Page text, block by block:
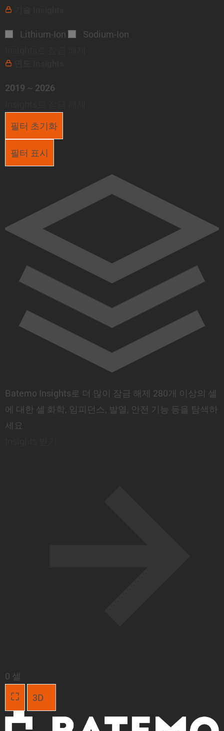
Lithium-Ion
Sodium-Ion
2019 ~ 2026
필터 초기화
필터 표시
Batemo Insights로 더 많이 잠금 해제 280개 이상의 셀
에 대한 셀 화학, 임피던스, 발열, 안전 기능 등을 탐색하
세요
0 셀
3D